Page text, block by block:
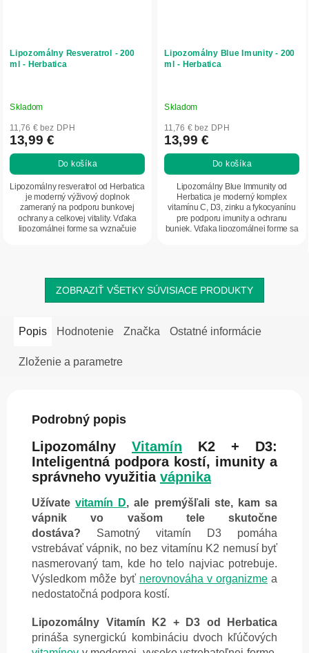
Lipozomálny Resveratrol - 200
ml - Herbatica
Skladom
11,76 € bez DPH
13,99 €
Do košíka
Lipozomálny resveratrol od Herbatica
je moderný výživový doplnok
zameraný na podporu bunkovej
ochrany a celkovej vitality. Vďaka
lipozomálnej forme sa vyznačuje
Lipozomálny Blue Imunity - 200
ml - Herbatica
Skladom
11,76 € bez DPH
13,99 €
Do košíka
Lipozomálny Blue Immunity od
Herbatica je moderný komplex
vitamínu C, D3, zinku a fykocyanínu
pre podporu imunity a ochranu
buniek. Vďaka lipozomálnej forme sa
ZOBRAZIŤ VŠETKY SÚVISIACE PRODUKTY
Popis Hodnotenie Značka Ostatné informácie
Zloženie a parametre
Podrobný popis
Lipozomálny Vitamín K2 + D3:
Inteligentná podpora kostí, imunity a
správneho využitia vápnika
Užívatevitamín D, ale premýšľali ste, kam sa
vápnik vo vašom tele skutočne
dostáva? Samotný vitamín D3 pomáha
vstrebávať vápnik, no bez vitamínu K2 nemusí byť
nasmerovaný tam, kde ho telo najviac potrebuje.
Výsledkom môže byť nerovnováha v organizme a
nedostatočná podpora kostí.
Lipozomálny Vitamín K2 + D3 od Herbatica
prináša synergickú kombináciu dvoch kľúčových